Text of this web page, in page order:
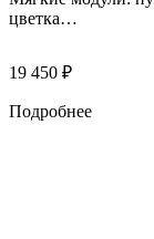
цветка…
19 450 ₽
Подробнее